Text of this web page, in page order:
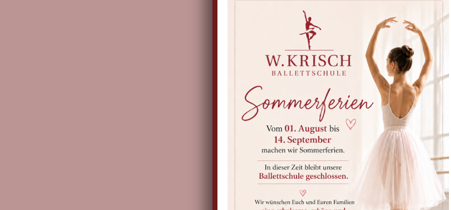
Wohnort
Telefonnummer (mobil)
Wie sind Sie auf uns
aufmerksam geworden?
Für wen ist die Anmeldung?
Geburtsdatum des Schülers*
Weitere Kinder und/oder